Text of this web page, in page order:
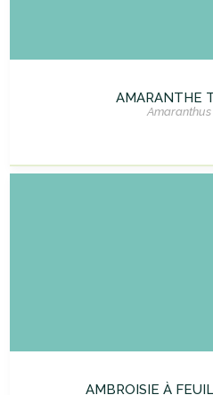
AMARANTHE
AMBROISIE À